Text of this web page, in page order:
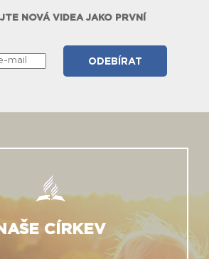
NOVÁ VIDEA JAKO PRVNÍ
CÍRKEV